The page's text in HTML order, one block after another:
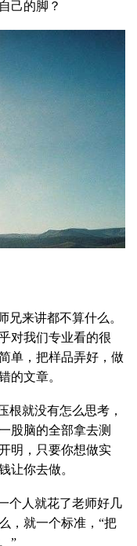
己的脚？
兄来讲都不算什么。
对我们专业看的很
单，把样品弄好，做
的文章。
根就没有怎么思考，
股脑的全部拿去测
明，只要你想做实
让你去做。
个人就花了老师好几
，就一个标准，“把
”